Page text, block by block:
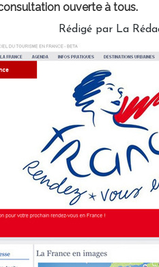
ouverte à tous.
Rédigé par La